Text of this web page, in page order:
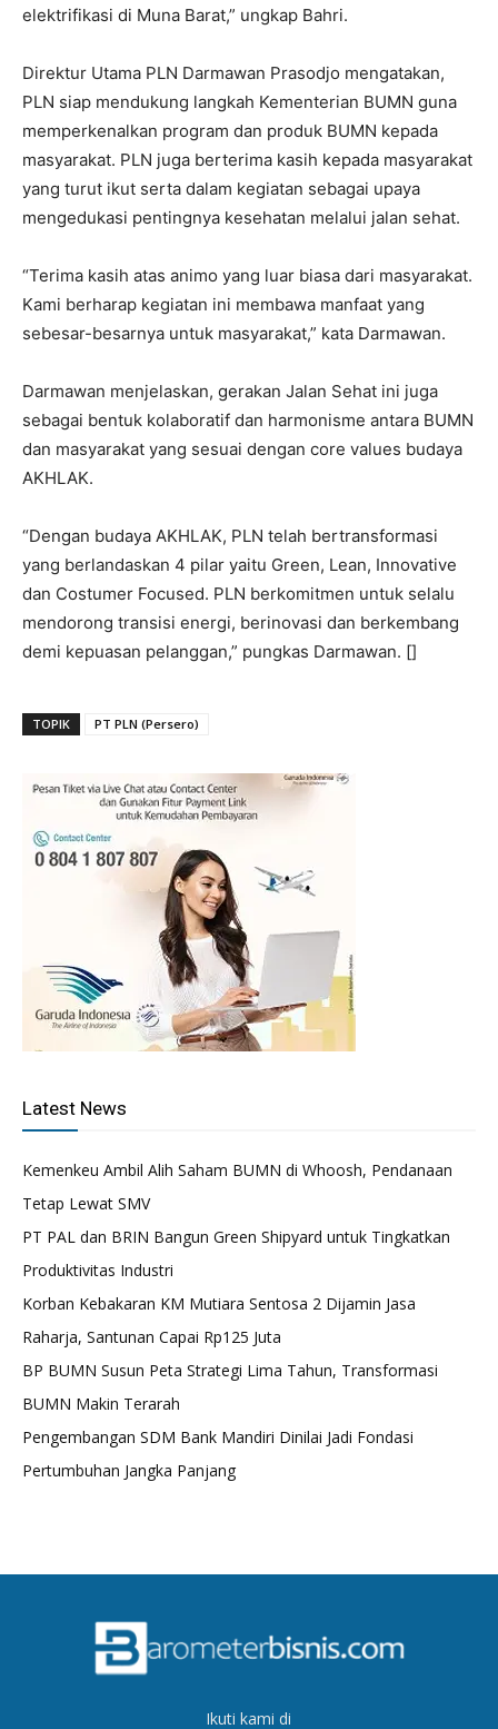
elektrifikasi di Muna Barat,” ungkap Bahri.
Direktur Utama PLN Darmawan Prasodjo mengatakan,
PLN siap mendukung langkah Kementerian BUMN guna
memperkenalkan program dan produk BUMN kepada
masyarakat. PLN juga berterima kasih kepada masyarakat
yang turut ikut serta dalam kegiatan sebagai upaya
mengedukasi pentingnya kesehatan melalui jalan sehat.
“Terima kasih atas animo yang luar biasa dari masyarakat.
Kami berharap kegiatan ini membawa manfaat yang
sebesar-besarnya untuk masyarakat,” kata Darmawan.
Darmawan menjelaskan, gerakan Jalan Sehat ini juga
sebagai bentuk kolaboratif dan harmonisme antara BUMN
dan masyarakat yang sesuai dengan core values budaya
AKHLAK.
“Dengan budaya AKHLAK, PLN telah bertransformasi
yang berlandaskan 4 pilar yaitu Green, Lean, Innovative
dan Costumer Focused. PLN berkomitmen untuk selalu
mendorong transisi energi, berinovasi dan berkembang
demi kepuasan pelanggan,” pungkas Darmawan. []
TOPIK PT PLN (Persero)
Latest News
Kemenkeu Ambil Alih Saham BUMN di Whoosh, Pendanaan
Tetap Lewat SMV
PT PAL dan BRIN Bangun Green Shipyard untuk Tingkatkan
Produktivitas Industri
Korban Kebakaran KM Mutiara Sentosa 2 Dijamin Jasa
Raharja, Santunan Capai Rp125 Juta
BP BUMN Susun Peta Strategi Lima Tahun, Transformasi
BUMN Makin Terarah
Pengembangan SDM Bank Mandiri Dinilai Jadi Fondasi
Pertumbuhan Jangka Panjang
Ikuti kami di